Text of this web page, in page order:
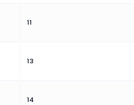
11
13
14